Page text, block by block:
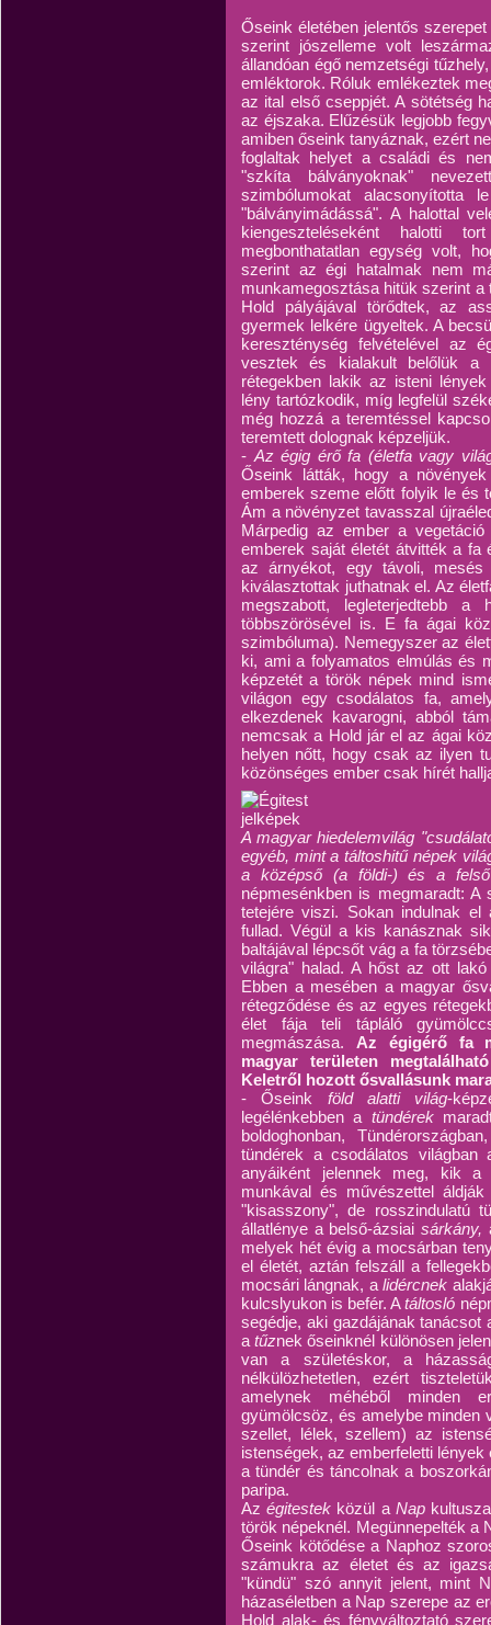
Őseink életében jelentős
szerint jószelleme volt
állandóan égő nemzetségi
emléktorok. Róluk emlékeztek
az ital első cseppjét. A sötétség
az éjszaka. Elűzésük legjobb
amiben őseink tanyáznak, ezért
foglaltak helyet a családi és
"szkíta bálványoknak"
szimbólumokat alacsonyította
"bálványimádássá". A halottal
kiengeszteléseként halotti
megbonthatatlan egység volt,
szerint az égi hatalmak nem
munkamegosztása hitük szerint a
Hold pályájával törődtek, az
gyermek lelkére ügyeltek. A
kereszténység felvételével az
vesztek és kialakult belőlük a
rétegekben lakik az isteni
lény tartózkodik, míg legfelül
még hozzá a teremtéssel
teremtett dolognak képzeljük.
- Az égig érő fa (életfa vagy
Őseink látták, hogy a
emberek szeme előtt folyik le és
Ám a növényzet tavasszal
Márpedig az ember a
emberek saját életét átvitték a fa
az árnyékot, egy távoli,
kiválasztottak juthatnak el. Az
megszabott, legleterjedtebb
többszörösével is. E fa ágai
szimbóluma). Nemegyszer az
ki, ami a folyamatos elmúlás és
képzetét a török népek mind
világon egy csodálatos fa,
elkezdenek kavarogni, abból
nemcsak a Hold jár el az ágai
helyen nőtt, hogy csak az ilyen
közönséges ember csak hírét
A magyar hiedelemvilág
egyéb, mint a táltoshitű népek
a középső (a földi-) és a
népmesénkben is megmaradt:
tetejére viszi. Sokan indulnak
fullad. Végül a kis kanásznak
baltájával lépcsőt vág a fa
világra" halad. A hőst az ott
Ebben a mesében a magyar
rétegződése és az egyes
élet fája teli tápláló
megmászása. Az égigérő fa
magyar területen
Keletről hozott ősvallásunk
- Őseink föld alatti világ-
legélénkebben a tündérek
boldoghonban,
tündérek a csodálatos
anyáiként jelennek meg, kik a
munkával és művészettel
"kisasszony", de rosszindulatú
állatlénye a belső-ázsiai sárkány,
melyek hét évig a mocsárban
el életét, aztán felszáll a
mocsári lángnak, alidércnek
kulcslyukon is befér. Atáltosló
segédje, aki gazdájának
atűznek őseinknél különösen
van a születéskor, a
nélkülözhetetlen, ezért
amelynek méhéből minden
gyümölcsöz, és amelybe minden
szellet, lélek, szellem) az
istenségek, az emberfeletti
a tündér és táncolnak a
paripa.
Azégitestek közül a Nap
török népeknél. Megünnepelték a
Őseink kötődése a Naphoz
számukra az életet és az
"kündü" szó annyit jelent, mint
házaséletben a Nap szerepe az
Hold alak- és fényváltoztató